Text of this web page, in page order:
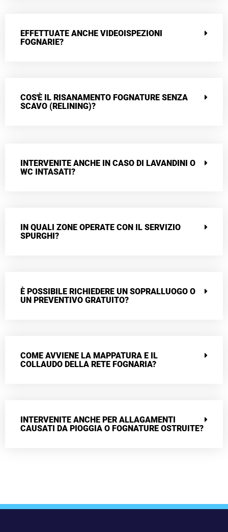
EFFETTUATE ANCHE VIDEOISPEZIONI
FOGNARIE?
COS'È IL RISANAMENTO FOGNATURE SENZA
SCAVO (RELINING)?
INTERVENITE ANCHE IN CASO DI LAVANDINI O
WC INTASATI?
IN QUALI ZONE OPERATE CON IL SERVIZIO
SPURGHI?
È POSSIBILE RICHIEDERE UN SOPRALLUOGO O
UN PREVENTIVO GRATUITO?
COME AVVIENE LA MAPPATURA E IL
COLLAUDO DELLA RETE FOGNARIA?
INTERVENITE ANCHE PER ALLAGAMENTI
CAUSATI DA PIOGGIA O FOGNATURE OSTRUITE?